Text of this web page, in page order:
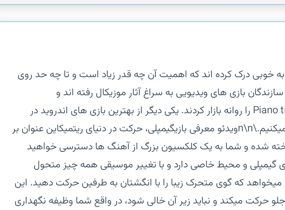
خوبی درک کرده اند که اهمیت آن چه قدر زیاد است و تا چه حد روی
بازی های ویدیویی به سراغ آثار موزیکال رفته اند و
شاهکارهایی مانند Piano tiles را روانه بازار کردند. یکی دیگر از بهترین بازی های اندروید در
مایکت را امروز بررسی میکنیم.\n\nویدئو معرفی بازیگیمپلی، حرکت در دنیای ریتمیکاین عنوان بر
شده و شما به یک کلکسیون بزرگ از آهنگ ها دسترسی خواهید
گیمپلی و محیط خاصی دارد و با تغییر موسیقی همه چیز متحول
که گوی متحرک زیبا را با انگشتان به طرفین حرکت دهید. این
حرکت میکند و نباید زیر آن خالی شود، در واقع شما وظیفه نگهداری